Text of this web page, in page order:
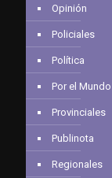
Opinión
Policiales
Política
Por el Mundo
Provinciales
Publinota
Regionales